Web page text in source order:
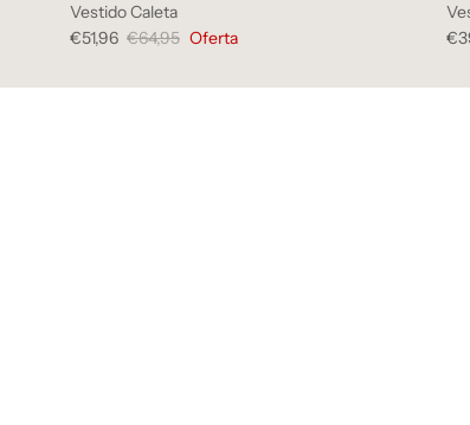
Vestido Caleta
€51,96 €64,95 Oferta